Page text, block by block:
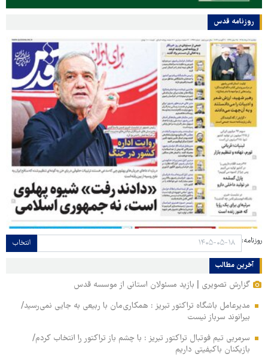
روزنامه قدس
روزنامه: انتخاب
آخرین مطالب
گزارش تصویری | بازید مسئولان استانی از موسسه قدس
مدیرعامل باشگاه تراکتور تبریز : همکاری‌مان با ربیعی به جایی نمی‌رسید/
بیرانوند سرباز نیست
سرمربی تیم فوتبال تراکتور تبریز : با چشم باز تراکتور را انتخاب کردم/
بازیکنان باکیفیتی داریم